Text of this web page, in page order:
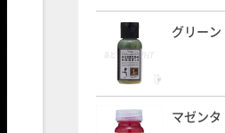
グリーン
マゼンタ